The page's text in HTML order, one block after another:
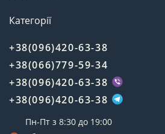
Категорії
+38(096)420-63-38
+38(066)779-59-34
+38(096)420-63-38
+38(096)420-63-38
Пн-Пт з 8:30 до 19:00